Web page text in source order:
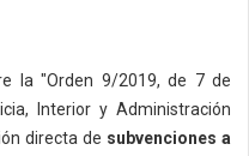
la "Orden 9/2019, de 7 de
Interior y Administración
directa de subvenciones a